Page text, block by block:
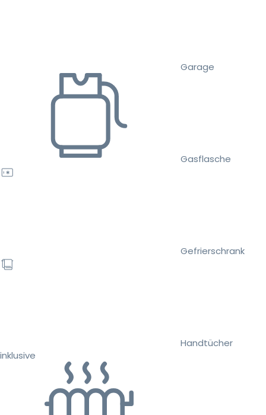
Garage
Gasflasche
Gefrierschrank
Handtücher
inklusive